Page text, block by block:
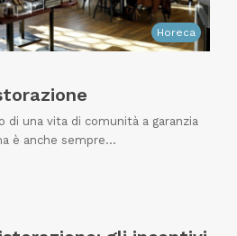
Horeca
di una vita di comunità a garanzia
è anche sempre…